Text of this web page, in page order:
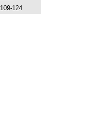
109-124